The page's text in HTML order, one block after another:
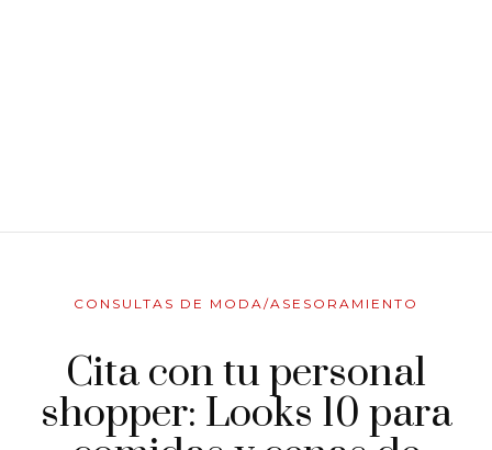
CONSULTAS DE MODA/ASESORAMIENTO
Cita con tu personal
shopper: Looks 10 para